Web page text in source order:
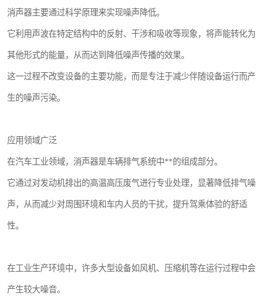
消声器主要通过科学原理来实现噪声降低。
它利用声波在特定结构中的反射、干涉和吸收等现象，将声能转化为
其他形式的能量，从而达到降低噪声传播的效果。
这一过程不改变设备的主要功能，而是专注于减少伴随设备运行而产
生的噪声污染。
应用领域广泛
在汽车工业领域，消声器是车辆排气系统中**的组成部分。
它通过对发动机排出的高温高压废气进行专业处理，显著降低排气噪
声，从而减少对周围环境和车内人员的干扰，提升驾乘体验的舒适
性。
在工业生产环境中，许多大型设备如风机、压缩机等在运行过程中会
产生较大噪音。